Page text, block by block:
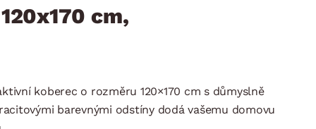
Zobrazit vše
židle a křesla
houpačky
lehátka
cm,
koberec o rozměru 120×170 cm s důmyslně
barevnými odstíny dodá vašemu domovu